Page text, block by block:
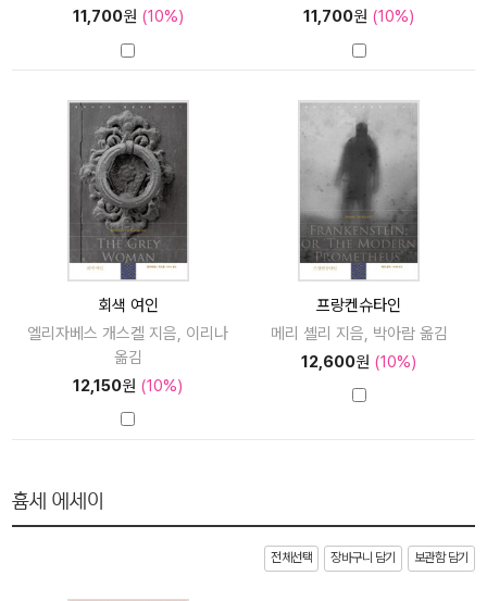
11,700원 (10%)
11,700원 (10%)
회색 여인
엘리자베스 개스켈 지음, 이리나
옮김
12,150원 (10%)
프랑켄슈타인
메리 셸리 지음, 박아람 옮김
12,600원 (10%)
흄세 에세이
전체선택 장바구니 담기 보관함 담기